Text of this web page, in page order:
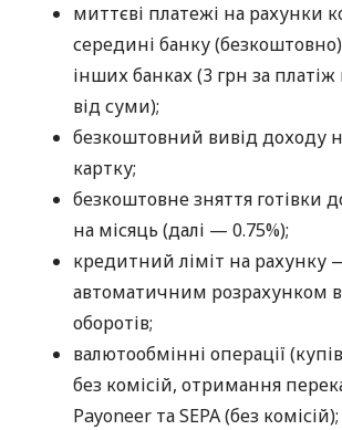
миттєві платежі на рахунки
середині банку
інших банках (3 грн за
від суми);
безкоштовний вивід доходу
картку;
безкоштовне зняття готівки
на місяць (далі — 0.75%);
кредитний ліміт на рахунку
автоматичним розрахунком
оборотів;
валютообмінні операції
без комісій, отримання
Payoneer та SEPA (без комісій);